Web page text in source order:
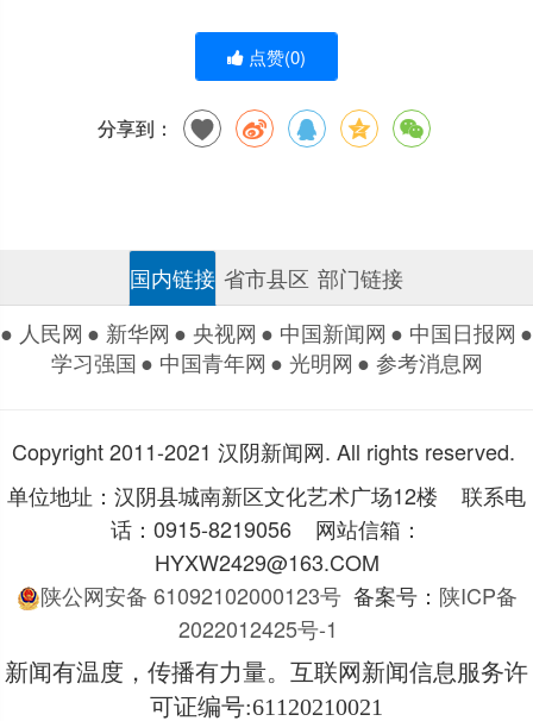
点赞(0)
分享到：
国内链接 省市县区 部门链接
● 人民网 ● 新华网 ● 央视网 ● 中国新闻网 ● 中国日报网 ●
学习强国● 中国青年网 ● 光明网 ● 参考消息网
Copyright 2011-2021 汉阴新闻网. All rights reserved.
单位地址：汉阴县城南新区文化艺术广场12楼 联系电
话：0915-8219056 网站信箱：
HYXW2429@163.COM
陕公网安备 61092102000123号备案号： 陕ICP备
2022012425号-1
新闻有温度，传播有力量。互联网新闻信息服务许
可证编号:61120210021